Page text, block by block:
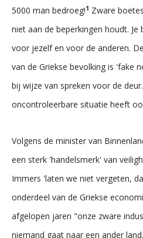
5000 man bedroeg!1 Zware
niet aan de beperkingen houdt.
voor jezelf en voor de anderen.
van de Griekse bevolking is 'fake
bij wijze van spreken voor de
oncontroleerbare situatie heeft
Volgens de minister van
een sterk 'handelsmerk' van
Immers 'laten we niet vergeten,
onderdeel van de Griekse
afgelopen jaren "onze zware
niemand gaat naar een ander